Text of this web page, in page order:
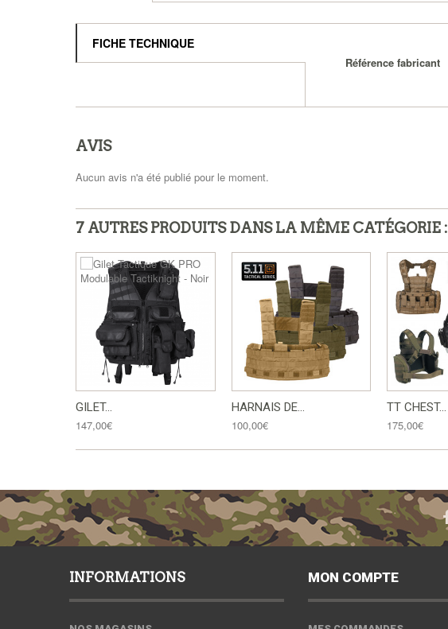
FICHE TECHNIQUE
Référence fabricant
AVIS
Aucun avis n'a été publié pour le moment.
7 AUTRES PRODUITS DANS LA MÊME CATÉGORIE :
GILET...
147,00€
HARNAIS DE...
100,00€
TT CHEST...
175,00€
INFORMATIONS MON COMPTE